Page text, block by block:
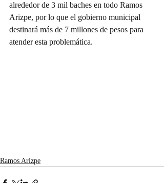
alrededor de 3 mil baches en todo Ramos
Arizpe, por lo que el gobierno municipal
destinará más de 7 millones de pesos para
atender esta problemática.
Ramos Arizpe